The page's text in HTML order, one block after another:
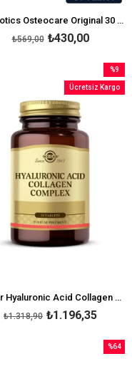
Vitabiotics Osteocare Original 30 Tablet
₺430,00
₺569,00
Solgar Hyaluronic Acid Collagen Complex 30 Tablet
₺1.196,35
₺1.318,90
%9
İndirim
Ücretsiz Kargo
%64